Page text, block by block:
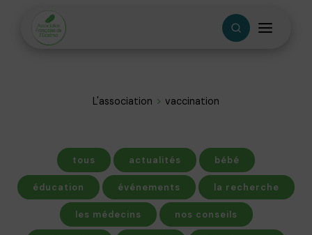
L'association vaccination
tous actualités bébé
éducation événements la recherche
les médecins nos conseils